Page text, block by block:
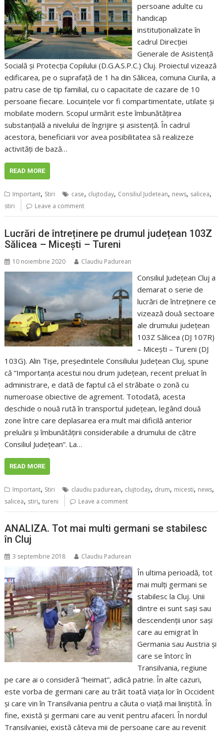
persoane adulte cu
handicap
instituționalizate în
cadrul Direcției
Generale de Asistență
Socială și Protecția Copilului (D.G.A.S.P.C.) Cluj. Proiectul vizează
edificarea, pe o suprafață de 1 ha din Sălicea, comuna Ciurila, a
patru case de tip familial, cu o capacitate de cazare de 10
persoane fiecare. Locuințele vor fi compartimentate, utilate și
mobilate modern. Scopul urmărit este îmbunătățirea
substanțială a nivelului de îngrijire și asistență. În cadrul
acestora, beneficiarii vor avea posibilitatea să realizeze
activități de bază…
READ MORE
Important, Stiri case, clujtoday, Consiliul Judetean, news, salicea,
stiri Leave a comment
Lucrări de întreținere pe drumul județean 103Z
Sălicea – Micești – Tureni
10 noiembrie 2020 Claudiu Padurean
Consiliul Județean Cluj a
demarat o serie de
lucrări de întreținere ce
vizează două sectoare
ale drumului județean
103Z Sălicea (DJ 107R)
– Micești – Tureni (DJ
103G). Alin Tișe, președintele Consiliului Județean Cluj, spune
că “Importanța acestui nou drum județean, recent preluat în
administrare, e dată de faptul că el străbate o zonă cu
numeroase obiective de agrement. Totodată, acesta
deschide o nouă rută în transportul județean, legând două
zone între care deplasarea era mult mai dificilă anterior
preluării și îmbunătățirii considerabile a drumului de către
Consiliul Județean“. La…
READ MORE
Important, Stiri claudiu padurean, clujtoday, drum, micesti, news,
salicea, stiri,tureni Leave a comment
ANALIZA. Tot mai multi germani se stabilesc
în Cluj
3 septembrie 2018 Claudiu Padurean
În ultima perioadă, tot
mai mulţi germani se
stabilesc la Cluj. Unii
dintre ei sunt saşi sau
descendenţii unor saşi
care au emigrat în
Germania sau Austria şi
care se întorc în
Transilvania, regiune
pe care ai o consideră ”heimat”, adică patrie. În alte cazuri,
este vorba de germani care au trăit toată viaţa lor în Occident
şi care vin în Transilvania pentru a căuta o viaţă mai liniştită. În
fine, există şi germani care au venit pentru afaceri. În nordul
Transilvaniei, există câteva mii de persoane care au revenit